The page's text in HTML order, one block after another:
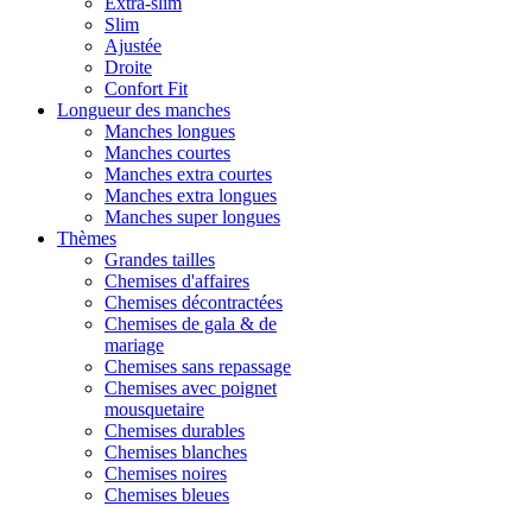
Slim
Ajustée
Droite
Confort Fit
Longueur des manches
Manches longues
Manches courtes
Manches extra courtes
Manches extra longues
Manches super longues
Thèmes
Grandes tailles
Chemises d'affaires
Chemises décontractées
Chemises de gala & de
mariage
Chemises sans repassage
Chemises avec poignet
mousquetaire
Chemises durables
Chemises blanches
Chemises noires
Chemises bleues